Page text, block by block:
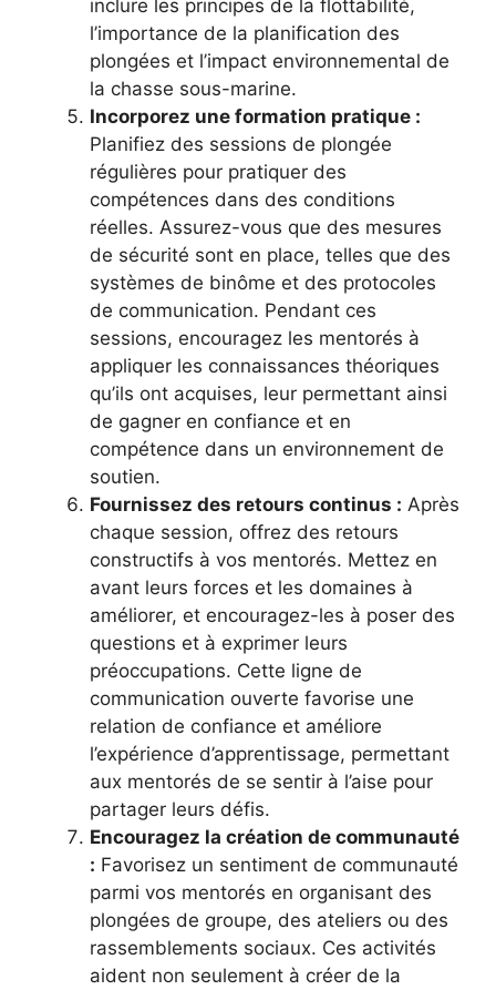
inclure les principes de la flottabilité,
l’importance de la planification des
plongées et l’impact environnemental de
la chasse sous-marine.
Incorporez une formation pratique :
Planifiez des sessions de plongée
régulières pour pratiquer des
compétences dans des conditions
réelles. Assurez-vous que des mesures
de sécurité sont en place, telles que des
systèmes de binôme et des protocoles
de communication. Pendant ces
sessions, encouragez les mentorés à
appliquer les connaissances théoriques
qu’ils ont acquises, leur permettant ainsi
de gagner en confiance et en
compétence dans un environnement de
soutien.
Fournissez des retours continus : Après
chaque session, offrez des retours
constructifs à vos mentorés. Mettez en
avant leurs forces et les domaines à
améliorer, et encouragez-les à poser des
questions et à exprimer leurs
préoccupations. Cette ligne de
communication ouverte favorise une
relation de confiance et améliore
l’expérience d’apprentissage, permettant
aux mentorés de se sentir à l’aise pour
partager leurs défis.
Encouragez la création de communauté
: Favorisez un sentiment de communauté
parmi vos mentorés en organisant des
plongées de groupe, des ateliers ou des
rassemblements sociaux. Ces activités
aident non seulement à créer de la